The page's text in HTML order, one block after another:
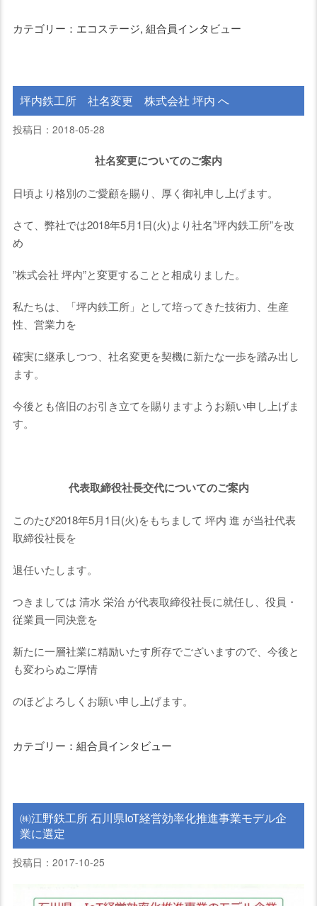
カテゴリー：エコステージ, 組合員インタビュー
坪内鉄工所 社名変更 株式会社 坪内 へ
投稿日：2018-05-28
社名変更についてのご案内
日頃より格別のご愛顧を賜り、厚く御礼申し上げます。
さて、弊社では2018年5月1日(火)より社名”坪内鉄工所”を改
め
”株式会社 坪内”と変更することと相成りました。
私たちは、「坪内鉄工所」として培ってきた技術力、生産
性、営業力を
確実に継承しつつ、社名変更を契機に新たな一歩を踏み出し
ます。
今後とも倍旧のお引き立てを賜りますようお願い申し上げま
す。
代表取締役社長交代についてのご案内
このたび2018年5月1日(火)をもちまして 坪内 進 が当社代表
取締役社長を
退任いたします。
つきましては 清水 栄治 が代表取締役社長に就任し、役員・
従業員一同決意を
新たに一層社業に精励いたす所存でございますので、今後と
も変わらぬご厚情
のほどよろしくお願い申し上げます。
カテゴリー：組合員インタビュー
㈱江野鉄工所 石川県IoT経営効率化推進事業モデル企
業に選定
投稿日：2017-10-25